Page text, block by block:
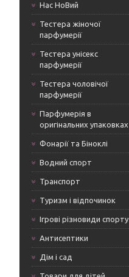
Нас НоВий
Тестера жіночої
парфумерії
Тестера унісекс
парфумерії
Тестера чоловічої
парфумерії
Парфумерія в
оригінальних упаковках
Фонарії та Біноклі
Водний спорт
Транспорт
Туризм і відпочинок
Ігрові різновиди спорту
Антисептики
Дім і сад